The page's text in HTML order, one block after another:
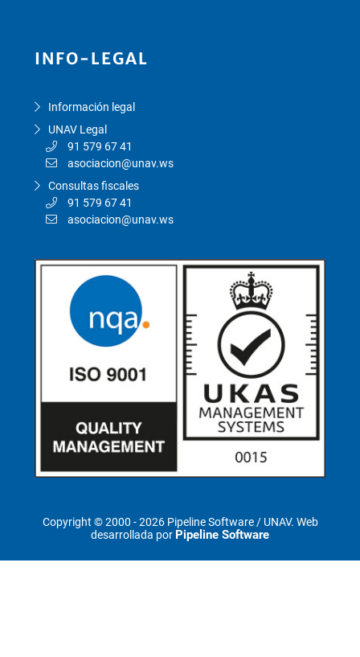
INFO-LEGAL
Información legal
UNAV Legal
91 579 67 41
asociacion@unav.ws
Consultas fiscales
91 579 67 41
asociacion@unav.ws
Copyright © 2000 -2026 Pipeline Software / UNAV. Web
desarrollada por Pipeline Software